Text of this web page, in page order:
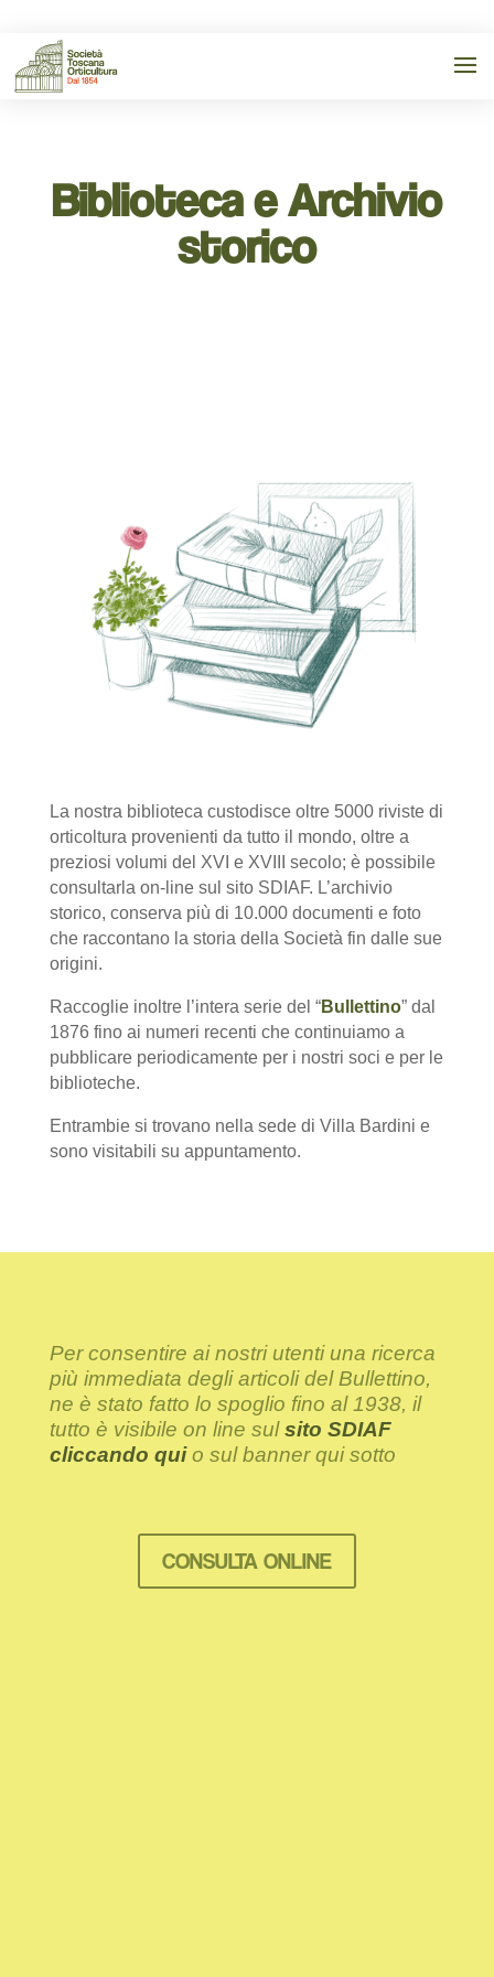
Biblioteca e Archivio
storico
La nostra biblioteca custodisce oltre 5000 riviste di
orticoltura provenienti da tutto il mondo, oltre a
preziosi volumi del XVI e XVIII secolo; è possibile
consultarla on-line sul sito SDIAF. L’archivio
storico, conserva più di 10.000 documenti e foto
che raccontano la storia della Società fin dalle sue
origini.
Raccoglie inoltre l’intera serie del “Bullettino” dal
1876 fino ai numeri recenti che continuiamo a
pubblicare periodicamente per i nostri soci e per le
biblioteche.
Entrambie si trovano nella sede di Villa Bardini e
sono visitabili su appuntamento.
Per consentire ai nostri utenti una ricerca
più immediata degli articoli del Bullettino,
ne è stato fatto lo spoglio fino al 1938, il
tutto è visibile on line sulsito SDIAF
cliccando qui o sul banner qui sotto
CONSULTA ONLINE